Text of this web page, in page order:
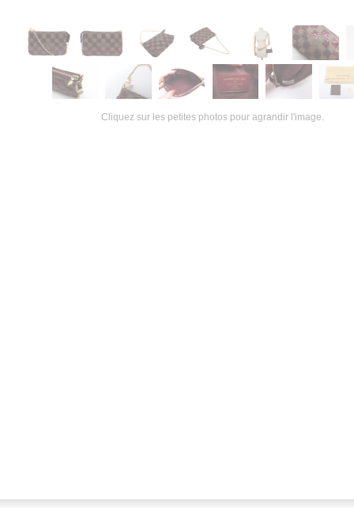
Cliquez sur les petites photos pour agrandir l'image.